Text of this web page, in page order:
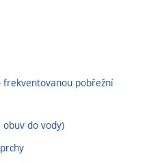
pobřežní
do vody)